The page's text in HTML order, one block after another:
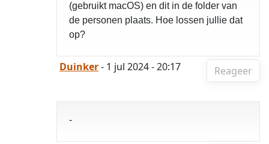
(gebruikt macOS) en dit in de folder van
de personen plaats. Hoe lossen jullie dat
op?
Reageer
Duinker- 1 jul 2024 - 20:17
-